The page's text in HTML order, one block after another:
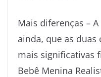
Mais diferenças –
ainda, que as duas
mais significativas
Bebê Menina